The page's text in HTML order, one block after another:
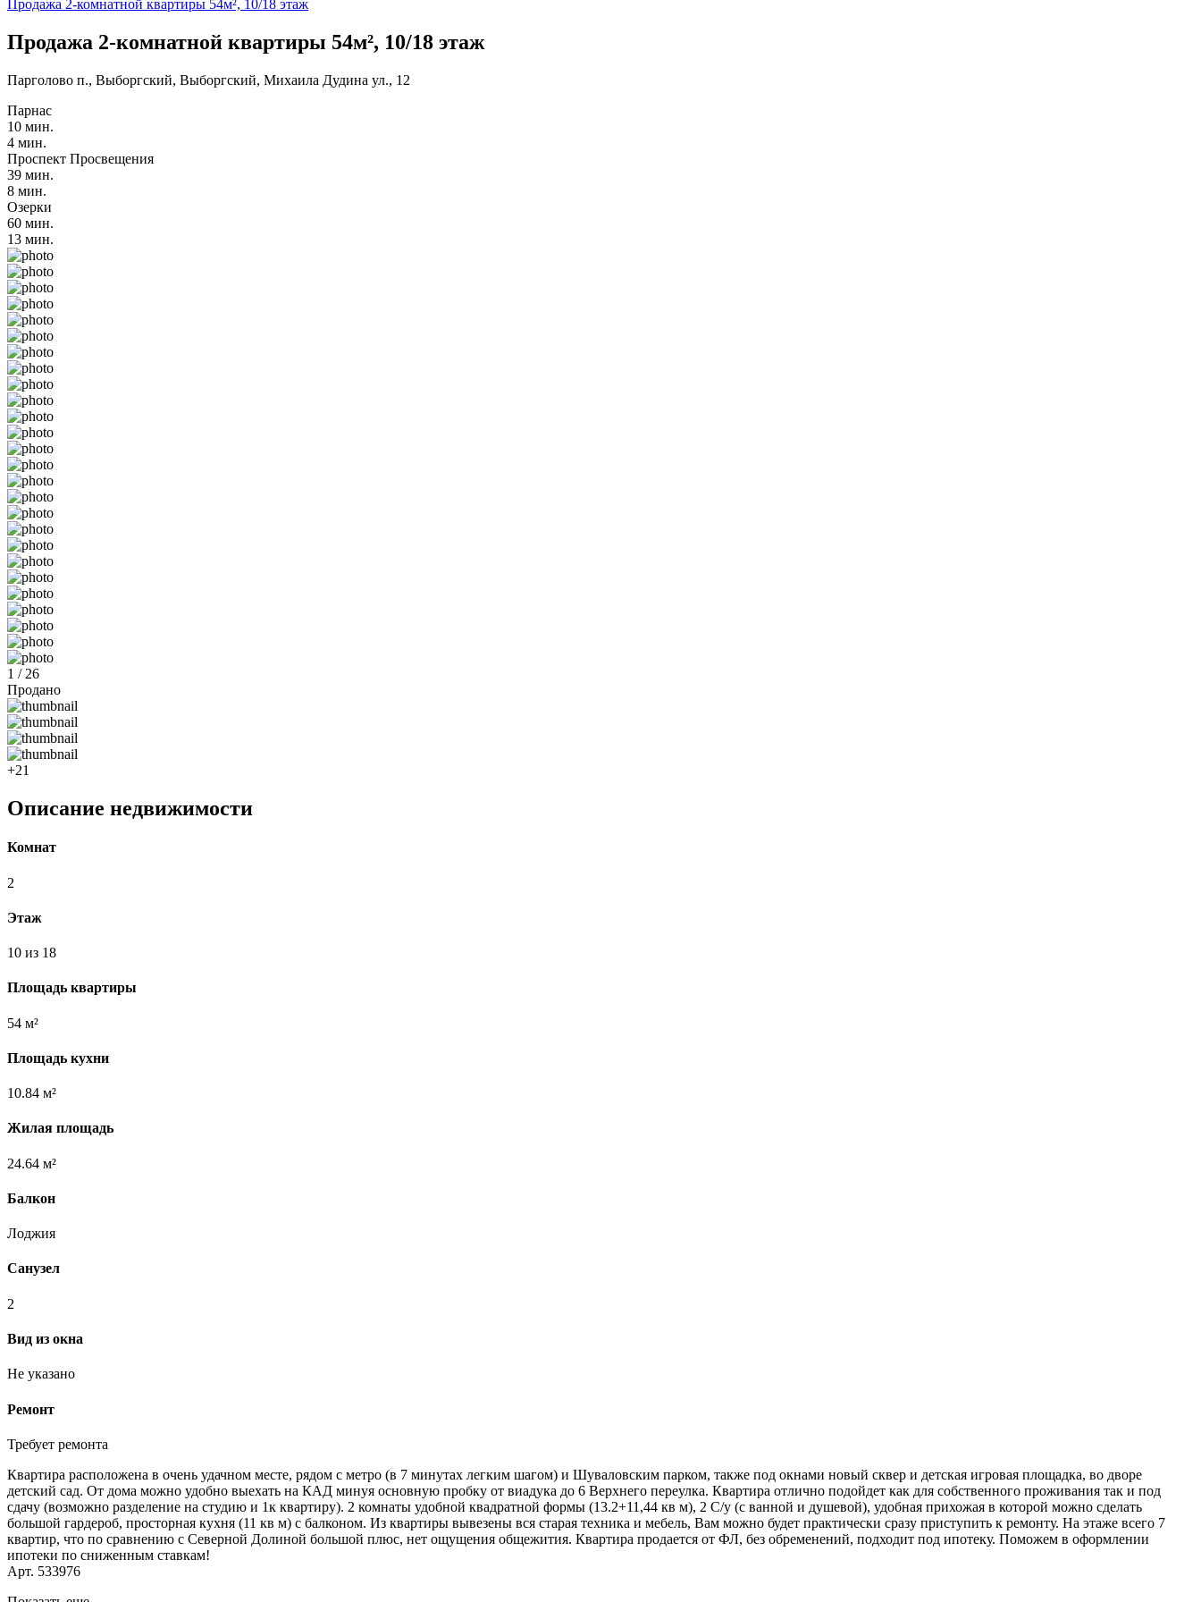
Продажа 2-комнатной квартиры 54м², 10/18 этаж
Продажа 2-комнатной квартиры 54м², 10/18 этаж
Парголово п., Выборгский, Выборгский, Михаила Дудина ул., 12
Парнас
10 мин.
4 мин.
Проспект Просвещения
39 мин.
8 мин.
Озерки
60 мин.
13 мин.
1 / 26
Продано
+21
Описание недвижимости
Комнат
2
Этаж
10 из 18
Площадь квартиры
54 м²
Площадь кухни
10.84 м²
Жилая площадь
24.64 м²
Балкон
Лоджия
Санузел
2
Вид из окна
Не указано
Ремонт
Требует ремонта
Квартира расположена в очень удачном месте, рядом с метро (в 7 минутах легким шагом) и Шуваловским парком, также под окнами новый сквер и детская игровая площадка, во дворе
детский сад. От дома можно удобно выехать на КАД минуя основную пробку от виадука до 6 Верхнего переулка. Квартира отлично подойдет как для собственного проживания так и под
сдачу (возможно разделение на студию и 1к квартиру). 2 комнаты удобной квадратной формы (13.2+11,44 кв м), 2 С/у (с ванной и душевой), удобная прихожая в которой можно сделать
большой гардероб, просторная кухня (11 кв м) с балконом. Из квартиры вывезены вся старая техника и мебель, Вам можно будет практически сразу приступить к ремонту. На этаже всего 7
квартир, что по сравнению с Северной Долиной большой плюс, нет ощущения общежития. Квартира продается от ФЛ, без обременений, подходит под ипотеку. Поможем в оформлении
ипотеки по сниженным ставкам!
Арт. 533976